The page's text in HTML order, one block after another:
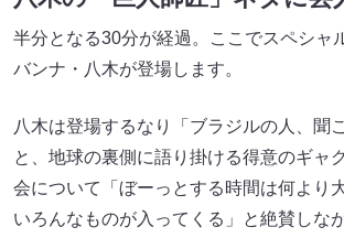
半分となる30分が経過。ここでスペシャ
バンナ・八木が登場します。
八木は登場するなり「ブラジルの人、聞
と、地球の裏側に語り掛ける得意のギャ
会について「ぼーっとする時間は何より
いろんなものが入ってくる」と絶賛しな